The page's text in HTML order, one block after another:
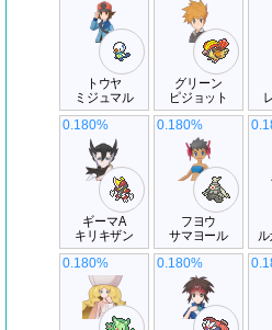
トウヤ
ミジュマル
グリーン
ピジョット
ギーマA
キリキザン
0.180%
フヨウ
サマヨール
0.180%
0.180% 0.180%